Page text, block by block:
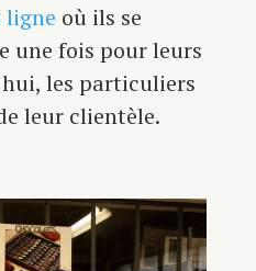
ligne où ils se
une fois pour leurs
les particuliers
leur clientèle.